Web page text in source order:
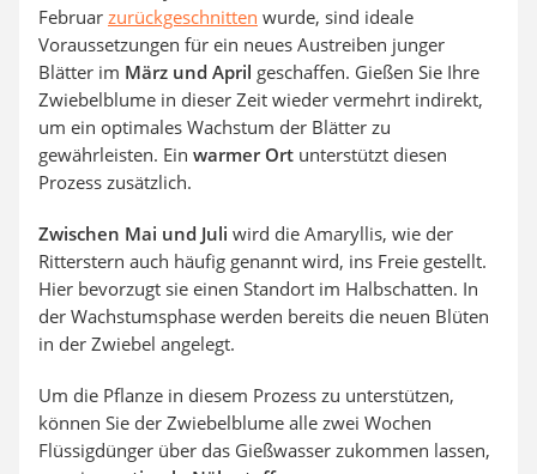
Februar zurückgeschnitten wurde, sind ideale
Voraussetzungen für ein neues Austreiben junger
Blätter im März und April geschaffen. Gießen Sie Ihre
Zwiebelblume in dieser Zeit wieder vermehrt indirekt,
um ein optimales Wachstum der Blätter zu
gewährleisten. Ein warmer Ort unterstützt diesen
Prozess zusätzlich.
Zwischen Mai und Juli wird die Amaryllis, wie der
Ritterstern auch häufig genannt wird, ins Freie gestellt.
Hier bevorzugt sie einen Standort im Halbschatten. In
der Wachstumsphase werden bereits die neuen Blüten
in der Zwiebel angelegt.
Um die Pflanze in diesem Prozess zu unterstützen,
können Sie der Zwiebelblume alle zwei Wochen
Flüssigdünger über das Gießwasser zukommen lassen,